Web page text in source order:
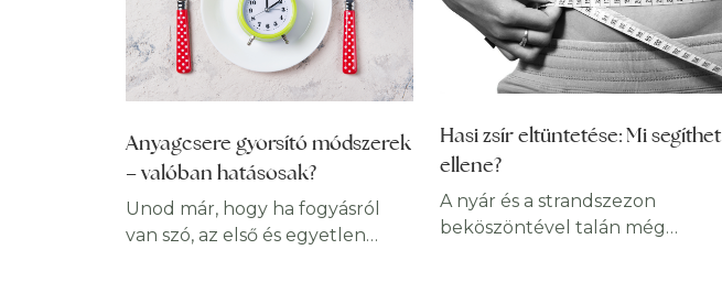
Anyagcsere gyorsító módszerek
– valóban hatásosak?
Unod már, hogy ha fogyásról
van szó, az első és egyetlen
Hasi zsír eltüntetése: Mi segíthet
ellene?
A nyár és a strandszezon
beköszöntével talán még